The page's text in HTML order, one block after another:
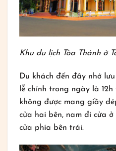
Khu du lịch Tòa Thánh ở
Du khách đến đây nhớ
lễ chính trong ngày là
không được mang giầy
cửa hai bên, nam đi cửa
cửa phía bên trái.